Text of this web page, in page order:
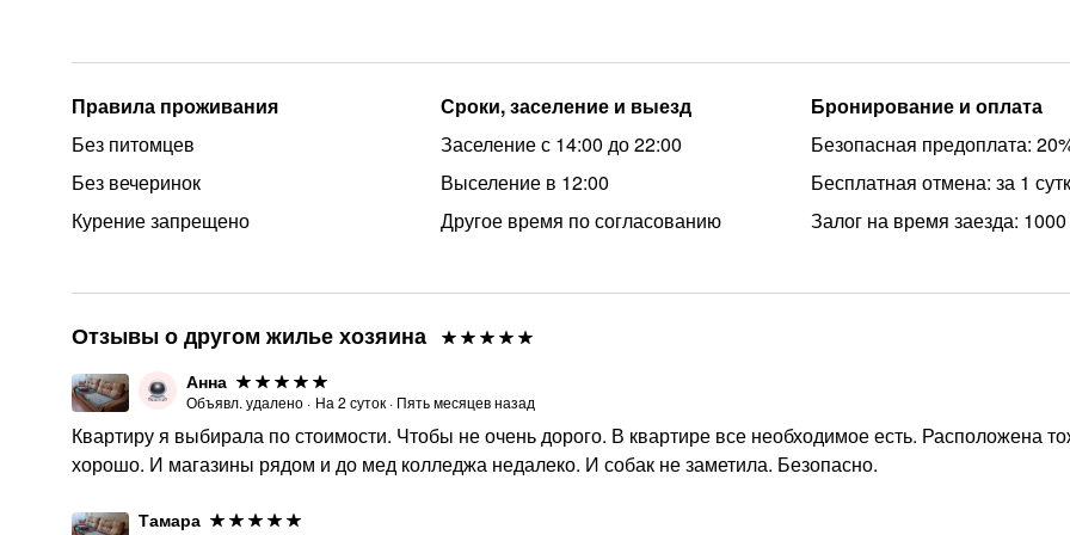
Правила проживания
Без питомцев
Без вечеринок
Курение запрещено
Сроки, заселение и выезд
Заселение с 14:00 до 22:00
Выселение в 12:00
Другое время по согласованию
Бронирование и оплата
Безопасная предоплата:
Бесплатная отмена: за 1
Залог на время заезда:
Отзывы о другом жилье хозяина
Анна
Объявл. удалено · На 2 суток · Пять месяцев назад
Квартиру я выбирала по стоимости. Чтобы не очень дорого. В квартире все необходимое есть. Расположена
хорошо. И магазины рядом и до мед колледжа недалеко. И собак не заметила. Безопасно.
Тамара